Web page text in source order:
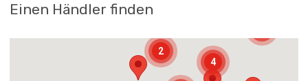
Einen Händler finden
4
2